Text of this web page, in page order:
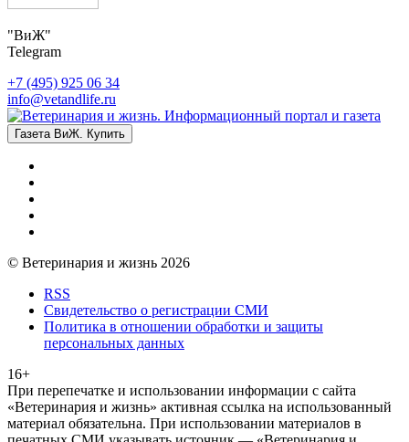
"ВиЖ"
Telegram
+7 (495) 925 06 34
info@vetandlife.ru
Газета ВиЖ. Купить
© Ветеринария и жизнь 2026
RSS
Свидетельство о регистрации СМИ
Политика в отношении обработки и защиты
персональных данных
16+
При перепечатке и использовании информации с сайта
«Ветеринария и жизнь» активная ссылка на использованный
материал обязательна. При использовании материалов в